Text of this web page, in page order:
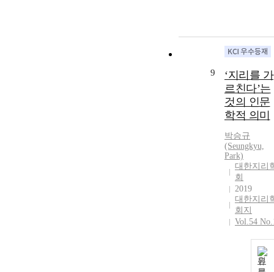
9
‘지리를 가
르친다’는
것의 인문
학적 의미
박승규
(Seungkyu,
Park)
대한지리
회
2019
대한지리
회지
Vol.54
원